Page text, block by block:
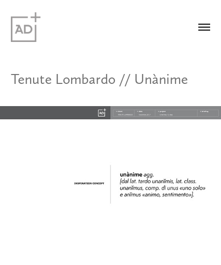
Tenute Lombardo // Unànime